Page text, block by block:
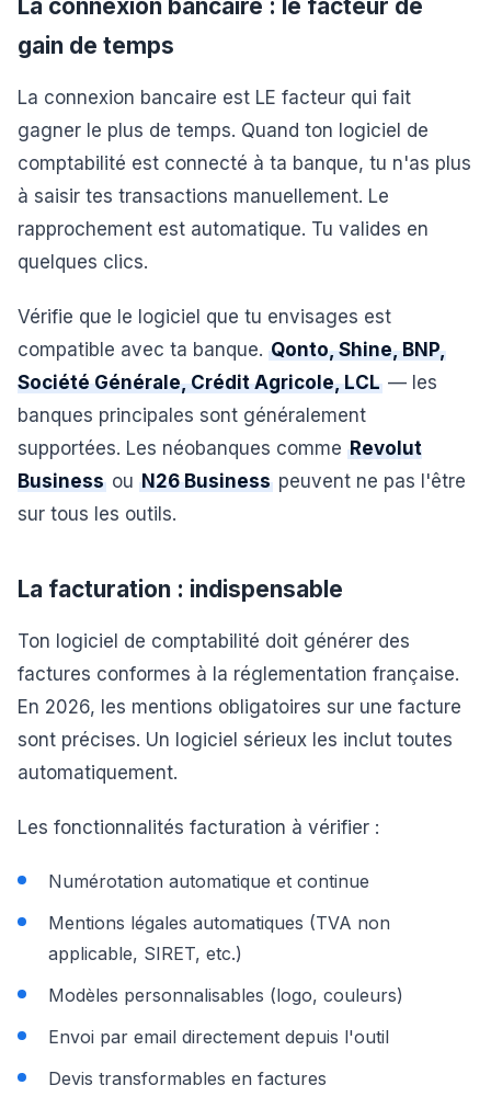
La connexion bancaire : le facteur de
gain de temps
La connexion bancaire est LE facteur qui fait
gagner le plus de temps. Quand ton logiciel de
comptabilité est connecté à ta banque, tu n'as plus
à saisir tes transactions manuellement. Le
rapprochement est automatique. Tu valides en
quelques clics.
Vérifie que le logiciel que tu envisages est
compatible avec ta banque. Qonto, Shine, BNP,
Société Générale, Crédit Agricole, LCL — les
banques principales sont généralement
supportées. Les néobanques comme Revolut
Business ou N26 Business peuvent ne pas l'être
sur tous les outils.
La facturation : indispensable
Ton logiciel de comptabilité doit générer des
factures conformes à la réglementation française.
En 2026, les mentions obligatoires sur une facture
sont précises. Un logiciel sérieux les inclut toutes
automatiquement.
Les fonctionnalités facturation à vérifier :
Numérotation automatique et continue
Mentions légales automatiques (TVA non
applicable, SIRET, etc.)
Modèles personnalisables (logo, couleurs)
Envoi par email directement depuis l'outil
Devis transformables en factures